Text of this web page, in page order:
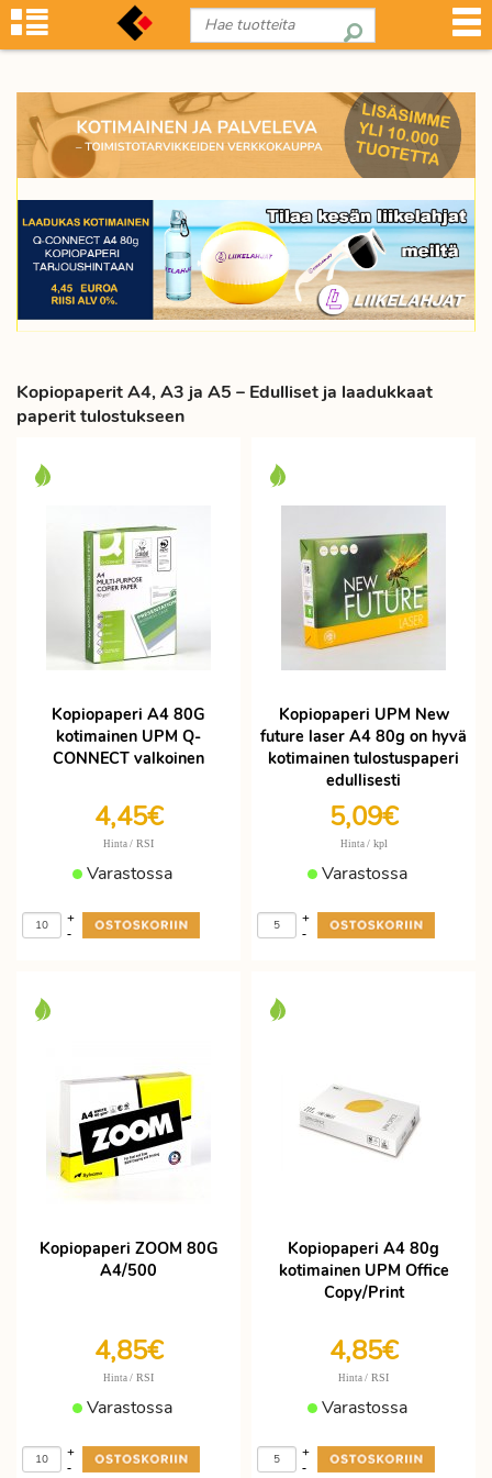
Kopiopaperit A4, A3 ja A5 – Edulliset ja laadukkaat
paperit tulostukseen
Kopiopaperi A4 80G
kotimainen UPM Q-
CONNECT valkoinen
4,45€
Hinta / RSI
Varastossa
-
+
Kopiopaperi UPM New
future laser A4 80g on hyvä
kotimainen tulostuspaperi
edullisesti
5,09€
Hinta / kpl
Varastossa
-
+
Kopiopaperi ZOOM 80G
A4/500
4,85€
Hinta / RSI
Varastossa
-
+
Kopiopaperi A4 80g
kotimainen UPM Office
Copy/Print
4,85€
Hinta / RSI
Varastossa
-
+